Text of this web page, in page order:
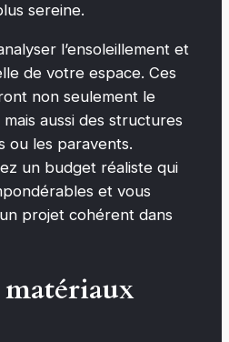
sereine.
l’ensoleillement et
de votre espace. Ces
non seulement le
aussi des structures
ou les paravents.
un budget réaliste qui
et vous
projet cohérent dans